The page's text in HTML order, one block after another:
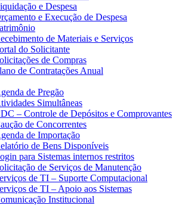
e Despesa
e Execução de Despesa
de Materiais e Serviços
do Solicitante
de Compras
de Contratações Anual
de Pregão
Simultâneas
– Controle de Depósitos e Comprovantes
de Concorrentes
de Importação
de Bens Disponíveis
para Sistemas internos restritos
de Serviços de Manutenção
de TI – Suporte Computacional
de TI – Apoio aos Sistemas
Institucional